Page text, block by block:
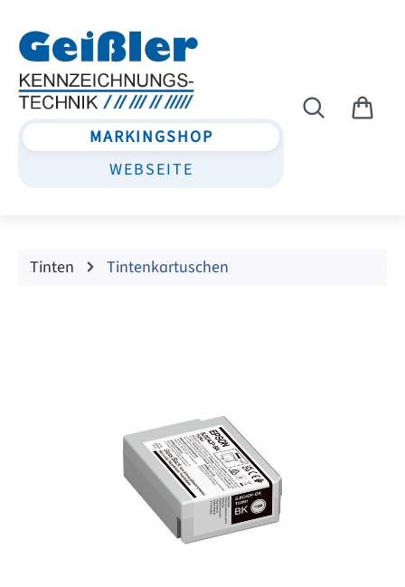
MARKINGSHOP
WEBSEITE
Tinten Tintenkartuschen